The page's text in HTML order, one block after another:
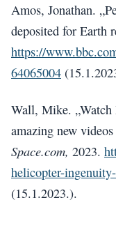
Amos, Jonathan.
deposited for Earth
https://
64065004
Wall, Mike.
amazing new
Space.com, 2023.
helicopter-
(15.1.2023.).